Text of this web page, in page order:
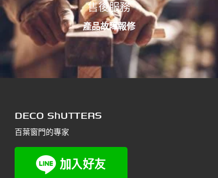
售後服務
產品故障報修
百葉窗門的專家